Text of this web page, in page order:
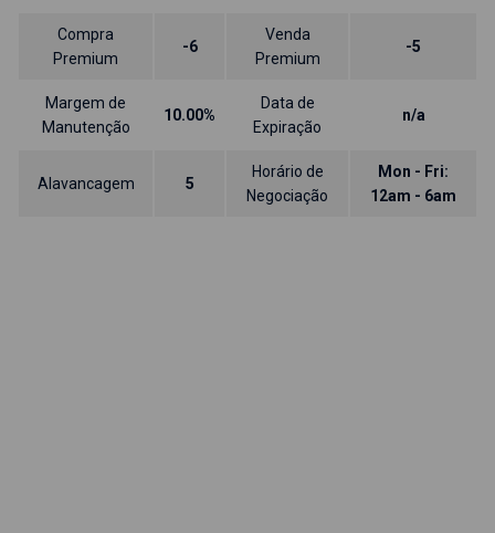
Compra
Premium
-6
Venda
Premium
-5
Margem de
Manutenção
10.00%
Data de
Expiração
n/a
Alavancagem 5
Horário de
Negociação
Mon - Fri:
12am - 6am